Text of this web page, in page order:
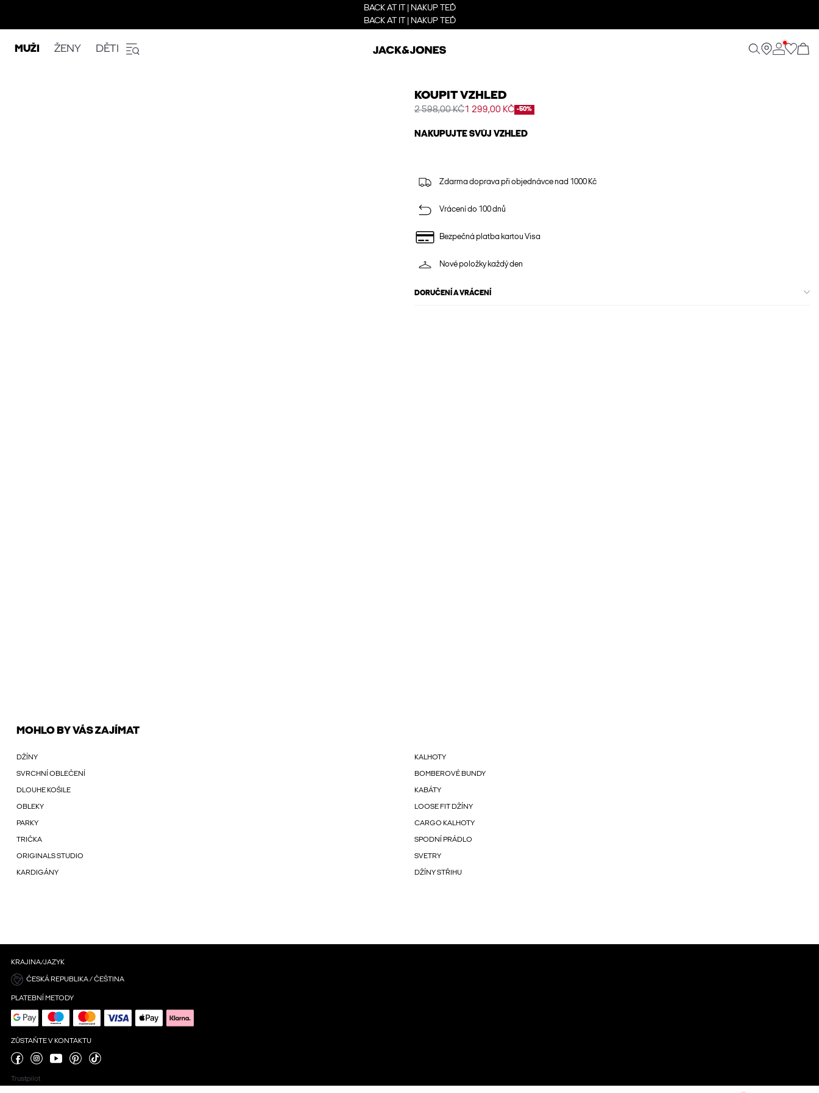
BACK AT IT | NAKUP TEĎ
BACK AT IT | NAKUP TEĎ
MUŽI ŽENY DĚTI
KOUPIT VZHLED
2 598,00 KČ1 299,00 KČ -50%
NAKUPUJTE SVŮJ VZHLED
Zdarma doprava při objednávce nad 1000 Kč
Vrácení do 100 dnů
Bezpečná platba kartou Visa
Nové položky každý den
DORUČENÍ A VRÁCENÍ
MOHLO BY VÁS ZAJÍMAT
DŽÍNY KALHOTY
SVRCHNÍ OBLEČENÍ BOMBEROVÉ BUNDY
DLOUHE KOŠILE KABÁTY
OBLEKY LOOSE FIT DŽÍNY
PARKY CARGO KALHOTY
TRIČKA SPODNÍ PRÁDLO
ORIGINALS STUDIO SVETRY
KARDIGÁNY DŽÍNY STŘIHU
KRAJINA/JAZYK
ČESKÁ REPUBLIKA / ČEŠTINA
PLATEBNÍ METODY
ZŮSTAŇTE V KONTAKTU
Trustpilot